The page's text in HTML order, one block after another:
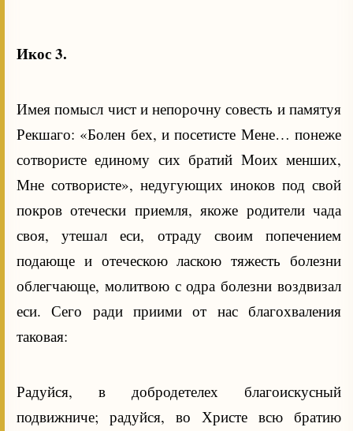
Икос 3.
Имея помысл чист и непорочну совесть и памятуя
Рекшаго: «Болен бех, и посетисте Мене… понеже
сотвористе единому сих братий Моих менших,
Мне сотвористе», недугующих иноков под свой
покров отечески приемля, якоже родители чада
своя, утешал еси, отраду своим попечением
подающе и отеческою ласкою тяжесть болезни
облегчающе, молитвою с одра болезни воздвизал
еси. Сего ради приими от нас благохваления
таковая:
Радуйся, в добродетелех благоискусный
подвижниче; радуйся, во Христе всю братию